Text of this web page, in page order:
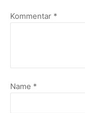
Kommentar *
Name *